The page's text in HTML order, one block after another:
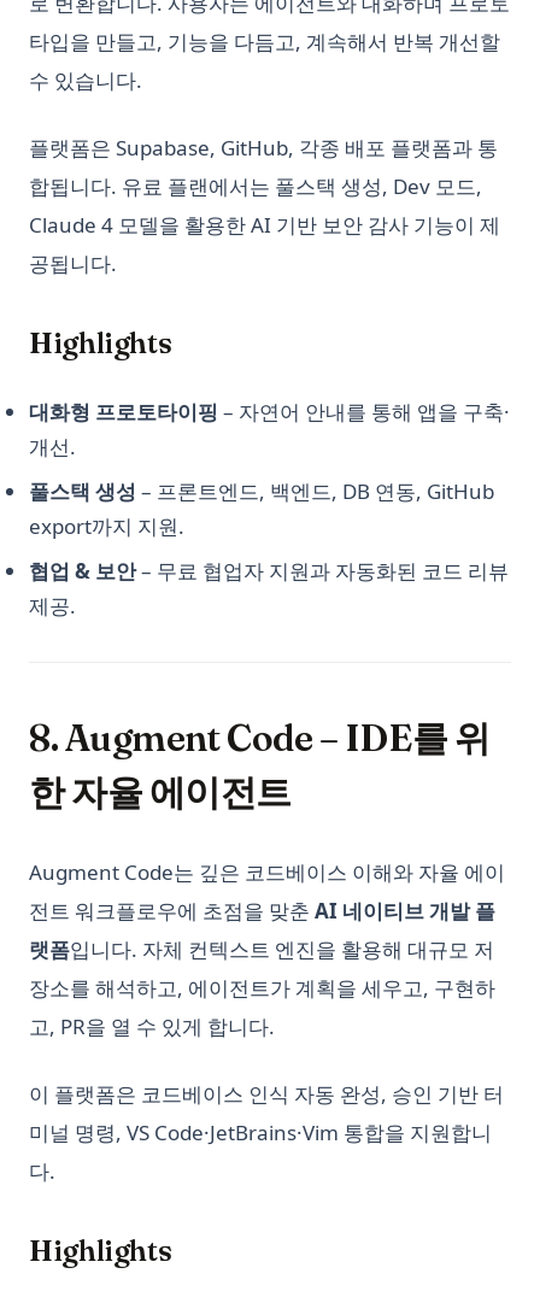
파이썬에서 표현이란 무엇인가?
파이썬에서의 Elif란 무엇인가요? - 간단히 설명해드립니다!
파이썬에서의 __str__ vs __repr__ : 설명
파이썬으로 Pandas DataFrame 인덱스 이해하기
파이썬은 대소문자를 구분할까요?
파이썬을 사용한 Snowflake REST API에서 데이터 가져오기: 완
전한 튜토리얼
판다스 데이터프레임 결합하는 방법: 알아보기!
타입을 만들고, 기능을 다듬고, 계속해서 반복 개선할
수 있습니다.
플랫폼은 Supabase, GitHub, 각종 배포 플랫폼과 통
합됩니다. 유료 플랜에서는 풀스택 생성, Dev 모드,
Claude 4 모델을 활용한 AI 기반 보안 감사 기능이 제
공됩니다.
Highlights
대화형 프로토타이핑 – 자연어 안내를 통해 앱을 구축·
개선.
풀스택 생성 – 프론트엔드, 백엔드, DB 연동, GitHub
export까지 지원.
협업 & 보안– 무료 협업자 지원과 자동화된 코드 리뷰
제공.
8. Augment Code – IDE를 위
한 자율 에이전트
Augment Code는 깊은 코드베이스 이해와 자율 에이
전트 워크플로우에 초점을 맞춘 AI 네이티브 개발 플
랫폼입니다. 자체 컨텍스트 엔진을 활용해 대규모 저
장소를 해석하고, 에이전트가 계획을 세우고, 구현하
고, PR을 열 수 있게 합니다.
이 플랫폼은 코드베이스 인식 자동 완성, 승인 기반 터
미널 명령, VS Code·JetBrains·Vim 통합을 지원합니
다.
Highlights